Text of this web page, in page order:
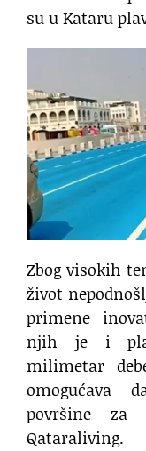
su u Kataru
Zbog visokih
život
primene
njih je i
milimetar
omogućava
površine za
Qataraliving.